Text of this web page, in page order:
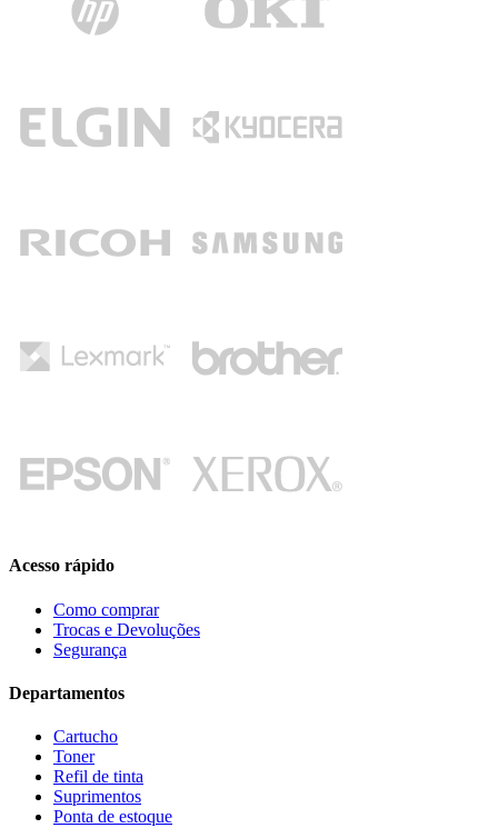
Acesso rápido
Como comprar
Trocas e Devoluções
Segurança
Departamentos
Cartucho
Toner
Refil de tinta
Suprimentos
Ponta de estoque